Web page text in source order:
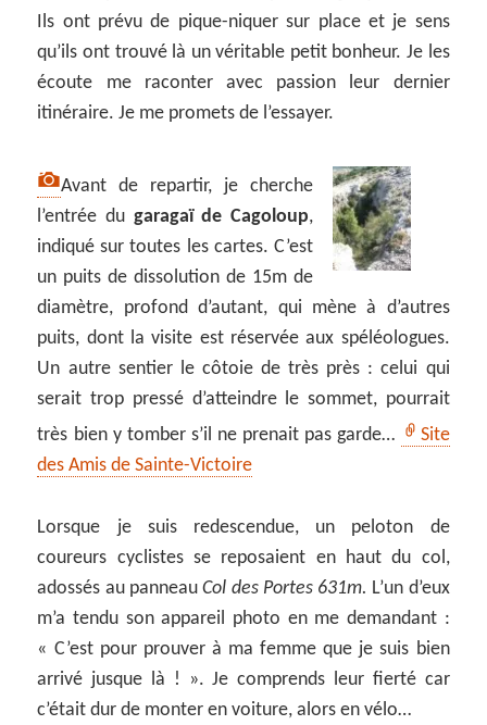
Ils ont prévu de pique-niquer sur place et je sens
qu’ils ont trouvé là un véritable petit bonheur. Je les
écoute me raconter avec passion leur dernier
itinéraire. Je me promets de l’essayer.
Avant de repartir, je cherche
l’entrée du garagaï de Cagoloup,
indiqué sur toutes les cartes. C’est
un puits de dissolution de 15m de
diamètre, profond d’autant, qui mène à d’autres
puits, dont la visite est réservée aux spéléologues.
Un autre sentier le côtoie de très près : celui qui
serait trop pressé d’atteindre le sommet, pourrait
très bien y tomber s’il ne prenait pas garde…
Site
des Amis de Sainte-Victoire
Lorsque je suis redescendue, un peloton de
coureurs cyclistes se reposaient en haut du col,
adossés au panneauCol des Portes 631m. L’un d’eux
m’a tendu son appareil photo en me demandant :
« C’est pour prouver à ma femme que je suis bien
arrivé jusque là ! ». Je comprends leur fierté car
c’était dur de monter en voiture, alors en vélo…